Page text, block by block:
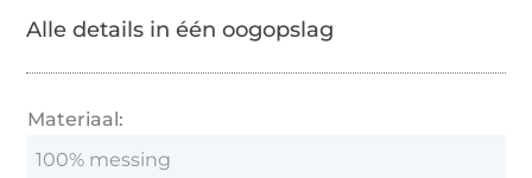
Alle details in één oogopslag
Materiaal:
100% messing